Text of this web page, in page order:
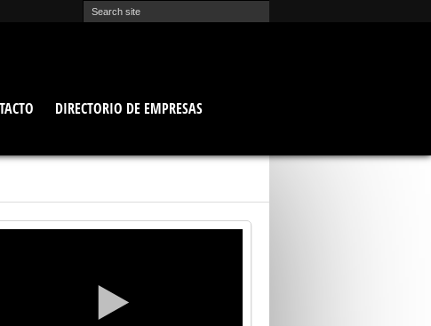
DIRECTORIO DE EMPRESAS